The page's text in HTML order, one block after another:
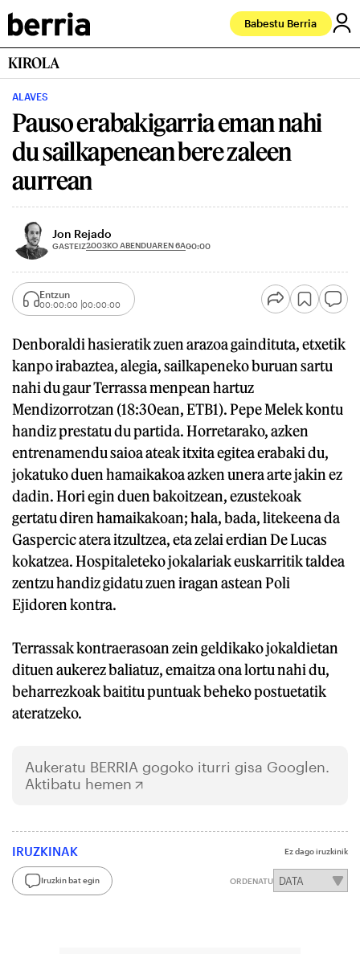
Babestu Berria
KIROLA
ALAVES
Pauso erabakigarria eman nahi
du sailkapenean bere zaleen
aurrean
Jon Rejado
GASTEIZ2003KO ABENDUAREN 6A00:00
Entzun
00:00:00 00:00:00
Denboraldi hasieratik zuen arazoa gaindituta, etxetik
kanpo irabaztea, alegia, sailkapeneko buruan sartu
nahi du gaur Terrassa menpean hartuz
Mendizorrotzan (18:30ean, ETB1). Pepe Melek kontu
handiz prestatu du partida. Horretarako, azken
entrenamendu saioa ateak itxita egitea erabaki du,
jokatuko duen hamaikakoa azken unera arte jakin ez
dadin. Hori egin duen bakoitzean, ezustekoak
gertatu diren hamaikakoan; hala, bada, litekeena da
Gaspercic atera itzultzea, eta zelai erdian De Lucas
kokatzea. Hospitaleteko jokalariak euskarritik taldea
zentzu handiz gidatu zuen iragan astean Poli
Ejidoren kontra.
Terrassak kontraerasoan zein geldikako jokaldietan
dituen aukerez baliatuz, emaitza ona lortu nahi du,
beharrezkoak baititu puntuak beheko postuetatik
ateratzeko.
Aukeratu BERRIA gogoko iturri gisa Googlen.
Aktibatu hemen
IRUZKINAK Ez dago iruzkinik
Iruzkin bat egin ORDENATU